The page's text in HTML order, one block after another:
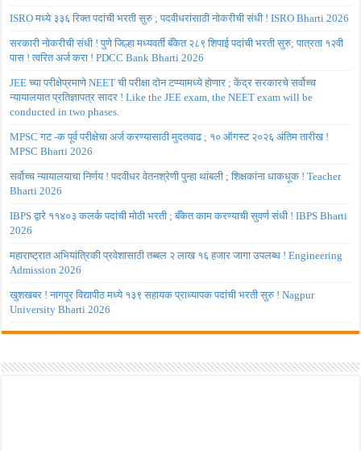
ISRO मध्ये ३३६ रिक्त पदांची भरती सुरु ; पदवीधरांसाठी नोकरीची संधी ! ISRO Bharti 2026
सरकारी नोकरीची संधी ! पुणे जिल्हा मध्यवर्ती बँकेत २८९ शिपाई पदांची भरती सुरु; पात्रता १२वी
पास ! त्वरित अर्ज करा ! PDCC Bank Bharti 2026
JEE च्या परीक्षेप्रमाणे NEET ची परीक्षा दोन टप्प्यामध्ये होणार ; केंद्र सरकारचे सर्वोच्च
न्यायालयात प्रतिज्ञापत्र सादर ! Like the JEE exam, the NEET exam will be
conducted in two phases.
MPSC गट -क पूर्व परीक्षेचा अर्ज करण्यासाठी मुदतवाढ ; १० ऑगस्ट २०२६ अंतिम तारीख !
MPSC Bharti 2026
सर्वोच्च न्यायालयाचा निर्णय ! पदवीधर वेतनश्रेणी पुन्हा थांबली ; शिक्षकांना धाकधूक ! Teacher
Bharti 2026
IBPS द्वारे ११४०३ कलर्क पदांची मोठी भरती ; बँकेत काम करण्याची सुवर्ण संधी ! IBPS Bharti
2026
महाराष्ट्रात अभियांत्रिकी प्रवेशासाठी तब्बल २ लाख १६ हजार जागा उपलब्ध ! Engineering
Admission 2026
खुशखबर ! नागपूर विद्यापीठ मध्ये १३९ सहायक प्राध्यापक पदांची भरती सुरु ! Nagpur
University Bharti 2026